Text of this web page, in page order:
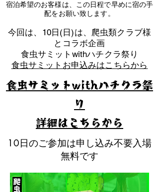
​宿泊希望のお客様は、この日程で早めに宿の手
配をお願い致します。
​今回は、10日(日)は、爬虫類クラブ様
とコラボ企画
​食虫サミットwithハチクラ祭り
食虫サミットお申込みはこちらから
10日のご参加は申し込み不要入場
無料です
食虫サミットwithハチクラ祭
り
​詳細はこちらから